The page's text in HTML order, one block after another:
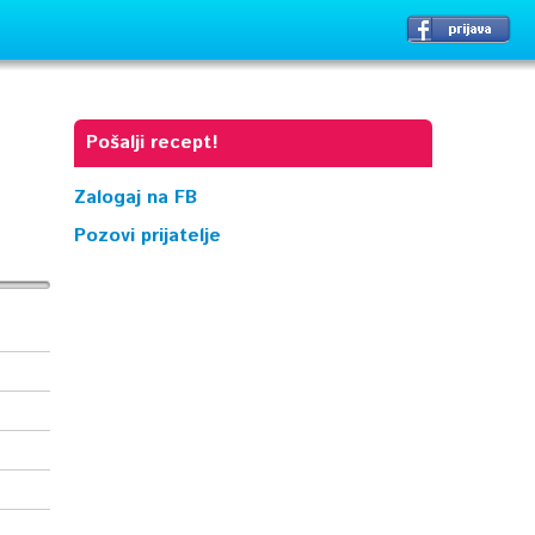
Pošalji recept!
Zalogaj na FB
Pozovi prijatelje